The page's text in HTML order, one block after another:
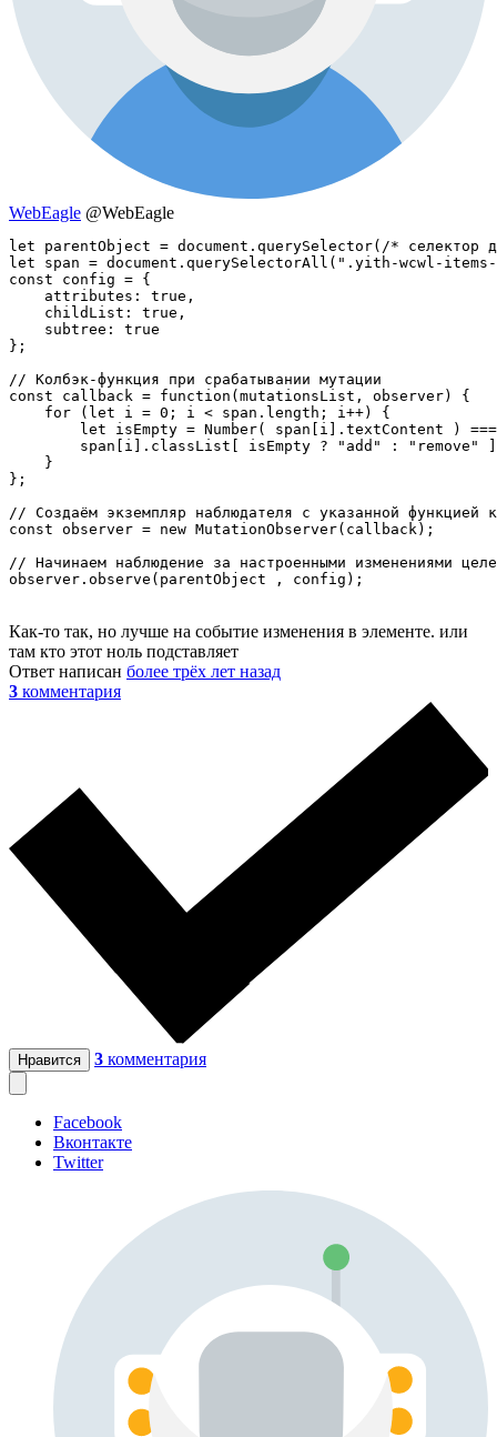
WebEagle @WebEagle
let parentObject = document.querySelector(/* селектор
let span = document.querySelectorAll(".yith-wcwl-
const config = {
    attributes: true,
    childList: true,
    subtree: true
};
// Колбэк-функция при срабатывании мутации
const callback = function(mutationsList, observer) {
    for (let i = 0; i < span.length; i++) {
let isEmpty = Number( span[i].textContent )
span[i].classList[ isEmpty ? "add" : "remove"
    }
};
// Создаём экземпляр наблюдателя с указанной функцией
const observer = new MutationObserver(callback);
// Начинаем наблюдение за настроенными изменениями
observer.observe(parentObject , config);
Как-то так, но лучше на событие изменения в элементе. или
там кто этот ноль подставляет
Ответ написан более трёх лет назад
3 комментария
Нравится 3 комментария
Facebook
Вконтакте
Twitter